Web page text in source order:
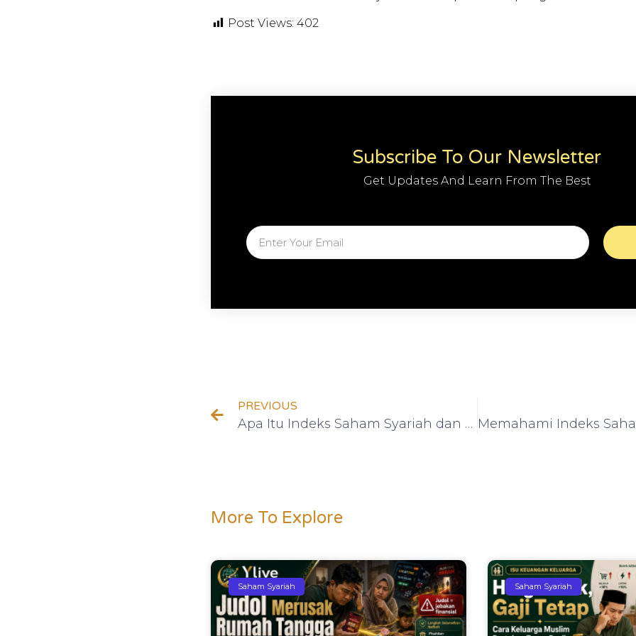
Post Views: 402
Subscribe To Our Newsletter
Get Updates And Learn From The Best
PREVIOUS
Apa Itu Indeks Saham Syariah dan Bagaimana Cara Kerjanya?
More To Explore
Saham Syariah Saham Syariah